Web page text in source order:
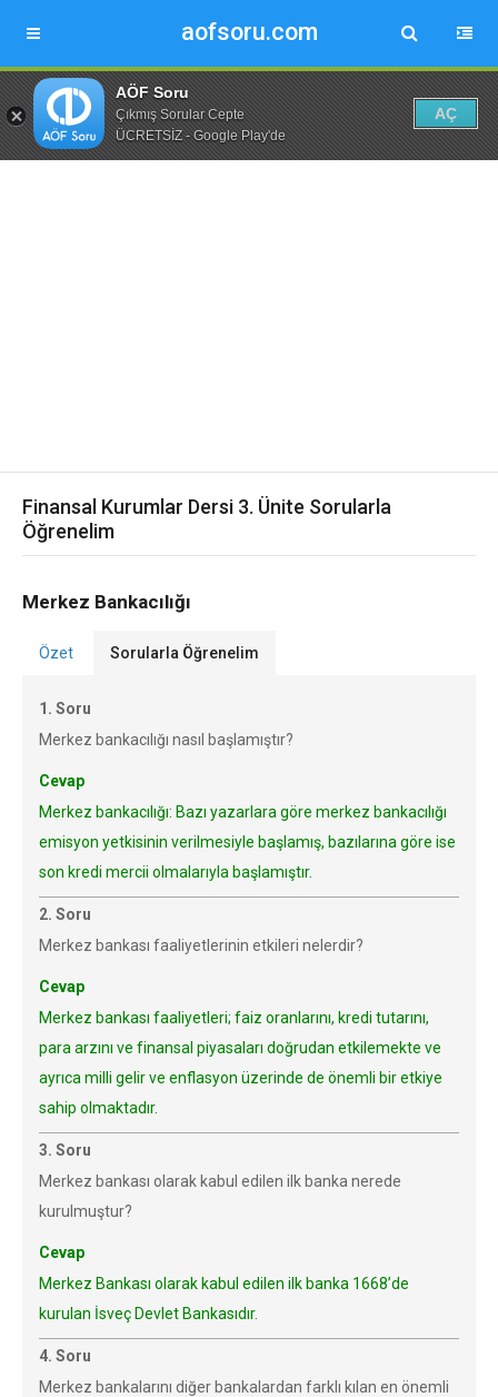
aofsoru.com
AÖF Soru
Çıkmış Sorular Cepte
ÜCRETSİZ - Google Play'de
AÇ
Finansal Kurumlar Dersi 3. Ünite Sorularla
Öğrenelim
Merkez Bankacılığı
Özet Sorularla Öğrenelim
1. Soru
Merkez bankacılığı nasıl başlamıştır?
Cevap
Merkez bankacılığı: Bazı yazarlara göre merkez bankacılığı
emisyon yetkisinin verilmesiyle başlamış, bazılarına göre ise
son kredi mercii olmalarıyla başlamıştır.
2. Soru
Merkez bankası faaliyetlerinin etkileri nelerdir?
Cevap
Merkez bankası faaliyetleri; faiz oranlarını, kredi tutarını,
para arzını ve finansal piyasaları doğrudan etkilemekte ve
ayrıca milli gelir ve enflasyon üzerinde de önemli bir etkiye
sahip olmaktadır.
3. Soru
Merkez bankası olarak kabul edilen ilk banka nerede
kurulmuştur?
Cevap
Merkez Bankası olarak kabul edilen ilk banka 1668’de
kurulan İsveç Devlet Bankasıdır.
4. Soru
Merkez bankalarını diğer bankalardan farklı kılan en önemli